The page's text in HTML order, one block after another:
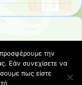
την
Εάν συνεχίσετε να
πως είστε